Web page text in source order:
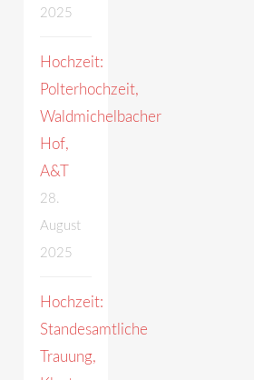
2025
Hochzeit:
Polterhochzeit,
Waldmichelbacher
Hof,
A&T
28.
August
2025
Hochzeit:
Standesamtliche
Trauung,